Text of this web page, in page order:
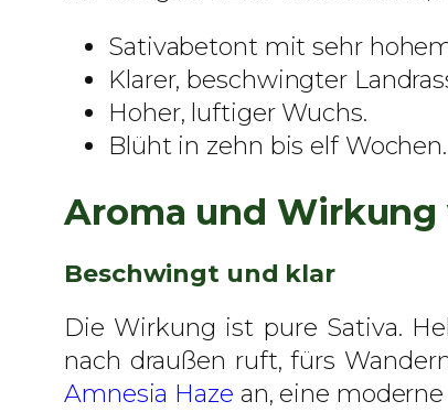
Sativabetont mit sehr
Klarer, beschwingter
Hoher, luftiger Wuchs.
Blüht in zehn bis elf Wochen.
Aroma und Wirkung
Beschwingt und klar
Die Wirkung ist pure Sativa.
nach draußen ruft, fürs
Amnesia Haze an, eine